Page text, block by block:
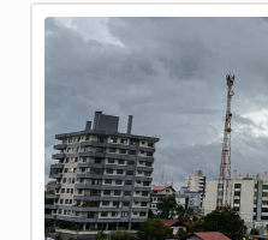
ITBI Online
Emissão do
Emissão de Guias
Emissão de Guias